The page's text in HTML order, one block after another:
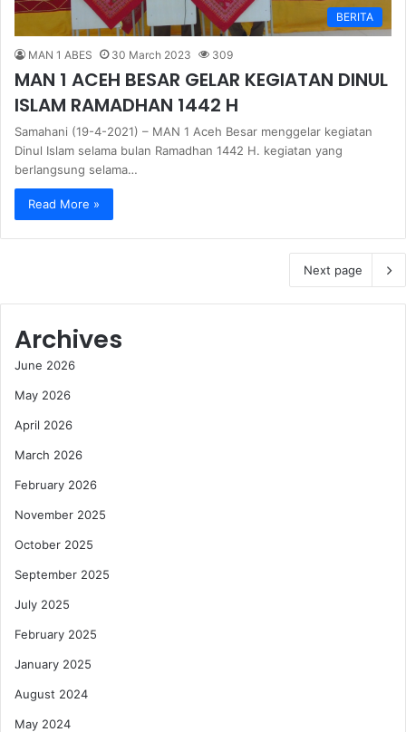
BERITA
MAN 1 ABES 30 March 2023 309
MAN 1 ACEH BESAR GELAR KEGIATAN DINUL
ISLAM RAMADHAN 1442 H
Samahani (19-4-2021) – MAN 1 Aceh Besar menggelar kegiatan
Dinul Islam selama bulan Ramadhan 1442 H. kegiatan yang
berlangsung selama…
Read More »
Next page
Archives
June 2026
May 2026
April 2026
March 2026
February 2026
November 2025
October 2025
September 2025
July 2025
February 2025
January 2025
August 2024
May 2024